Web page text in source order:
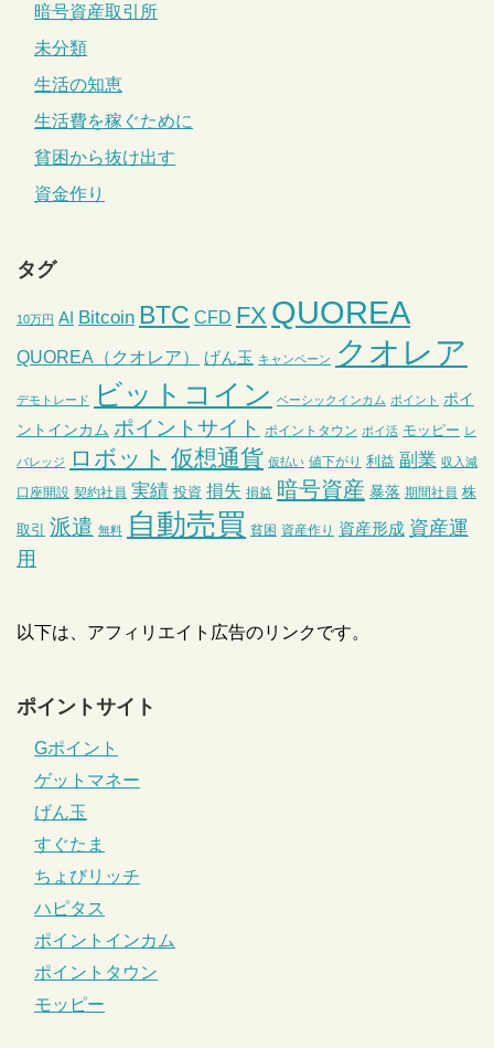
暗号資産取引所
未分類
生活の知恵
生活費を稼ぐために
貧困から抜け出す
資金作り
タグ
10万円 AI Bitcoin BTC CFD FX QUOREA
QUOREA（クオレア） げん玉 キャンペーン クオレア
デモトレード ビットコイン ベーシックインカム ポイント ポイ
ントインカム ポイントサイト ポイントタウン ポイ活 モッピー レ
バレッジ ロボット 仮想通貨 仮払い 値下がり 利益 副業 収入減
口座開設 契約社員 実績 投資 損失 損益 暗号資産 暴落 期間社員 株
取引 派遣 無料 自動売買 貧困 資産作り 資産形成 資産運
用
以下は、アフィリエイト広告のリンクです。
ポイントサイト
Gポイント
ゲットマネー
げん玉
すぐたま
ちょびリッチ
ハピタス
ポイントインカム
ポイントタウン
モッピー